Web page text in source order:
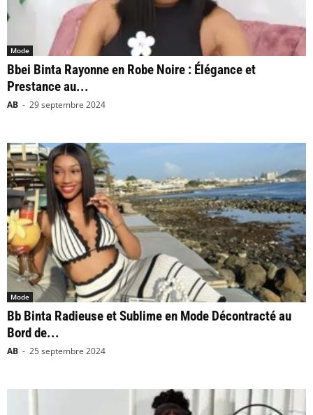
Mode
Bbei Binta Rayonne en Robe Noire : Élégance et
Prestance au...
AB - 29 septembre 2024
Mode
Bb Binta Radieuse et Sublime en Mode Décontracté au
Bord de...
AB - 25 septembre 2024